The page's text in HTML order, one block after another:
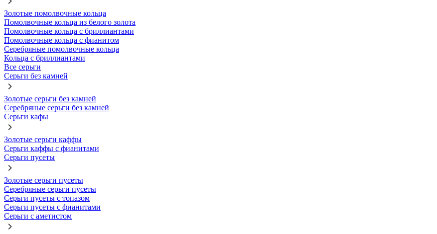
Золотые помолвочные кольца
Помолвочные кольца из белого золота
Помолвочные кольца с бриллиантами
Помолвочные кольца с фианитом
Серебряные помолвочные кольца
Кольца с бриллиантами
Все серьги
Серьги без камней
Золотые серьги без камней
Серебряные серьги без камней
Серьги кафы
Золотые серьги каффы
Серьги каффы с фианитами
Серьги пусеты
Золотые серьги пусеты
Серебряные серьги пусеты
Серьги пусеты с топазом
Серьги пусеты с фианитами
Серьги с аметистом